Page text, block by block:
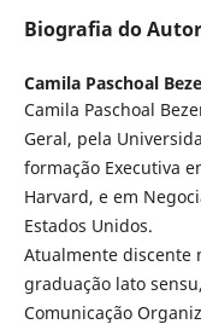
Biografia do Autor
Camila Paschoal
Camila Paschoal
Geral, pela
formação Executiva
Harvard, e em
Estados Unidos.
Atualmente discente
graduação lato
Comunicação